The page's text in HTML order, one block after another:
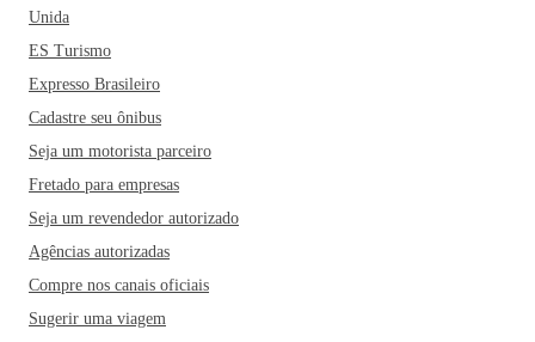
Unida
ES Turismo
Expresso Brasileiro
Cadastre seu ônibus
Seja um motorista parceiro
Fretado para empresas
Seja um revendedor autorizado
Agências autorizadas
Compre nos canais oficiais
Sugerir uma viagem